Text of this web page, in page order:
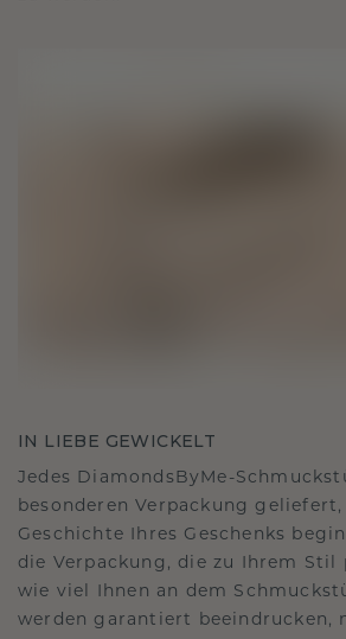
IN LIEBE GEWICKELT
Jedes DiamondsByMe-
besonderen Verpackung
Geschichte Ihres Geschenks
die Verpackung, die zu Ihrem Stil
wie viel Ihnen an dem
werden garantiert beeindrucken,